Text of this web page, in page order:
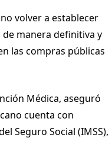
volver a establecer
manera definitiva y
las compras públicas
Médica, aseguró
cuenta con
Seguro Social (IMSS),